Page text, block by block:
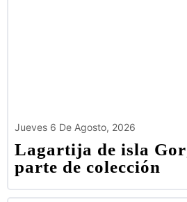
Jueves 6 De Agosto, 2026
Lagartija de isla
parte de colección